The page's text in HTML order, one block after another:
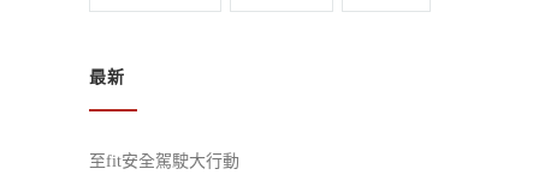
最新
至fit安全駕駛大行動